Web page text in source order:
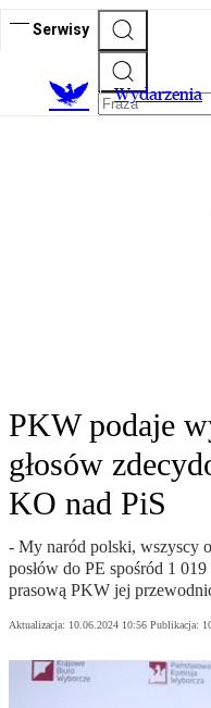
Serwisy
Wydarzenia
PKW podaje
głosów
KO nad PiS
- My naród polski, wszyscy
posłów do PE spośród 1
prasową PKW jej
Aktualizacja: 10.06.2024 10:56 Publikacja: